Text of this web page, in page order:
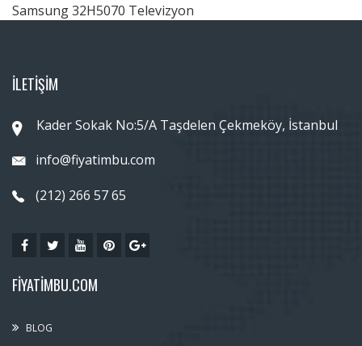
Samsung 32H5070 Televizyon
İLETİŞİM
Kader Sokak No:5/A Taşdelen Çekmeköy, İstanbul
info@fiyatimbu.com
(212) 266 57 65
FIYATIMBU.COM
BLOG